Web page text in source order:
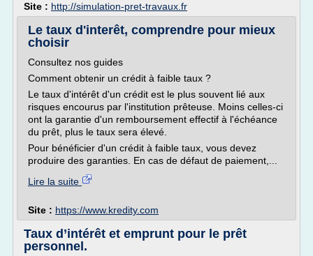
Site : http://simulation-pret-travaux.fr
Le taux d'interêt, comprendre pour mieux
choisir
Consultez nos guides
Comment obtenir un crédit à faible taux ?
Le taux d'intérêt d'un crédit est le plus souvent lié aux
risques encourus par l'institution prêteuse. Moins celles-ci
ont la garantie d'un remboursement effectif à l'échéance
du prêt, plus le taux sera élevé.
Pour bénéficier d'un crédit à faible taux, vous devez
produire des garanties. En cas de défaut de paiement,...
Lire la suite
Site : https://www.kredity.com
Taux d’intérêt et emprunt pour le prêt
personnel.